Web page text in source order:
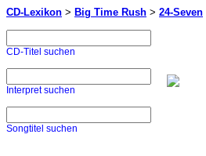
CD-Lexikon > Big Time Rush > 24-Seven
CD-Titel suchen
Interpret suchen
Songtitel suchen